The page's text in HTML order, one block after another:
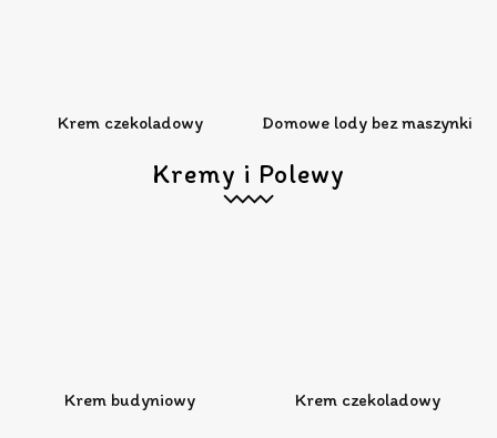
Krem czekoladowy Domowe lody bez maszynki
Kremy i Polewy
Krem budyniowy Krem czekoladowy